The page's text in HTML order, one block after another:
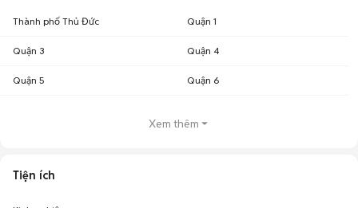
Thành phố Thủ Đức Quận 1
Quận 3 Quận 4
Quận 5 Quận 6
Xem thêm
Tiện ích